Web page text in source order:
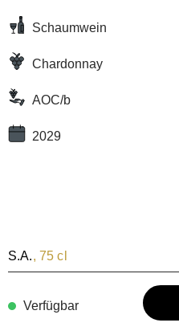
Schaumwein
Chardonnay
AOC/b
2029
S.A., 75 cl
Verfügbar